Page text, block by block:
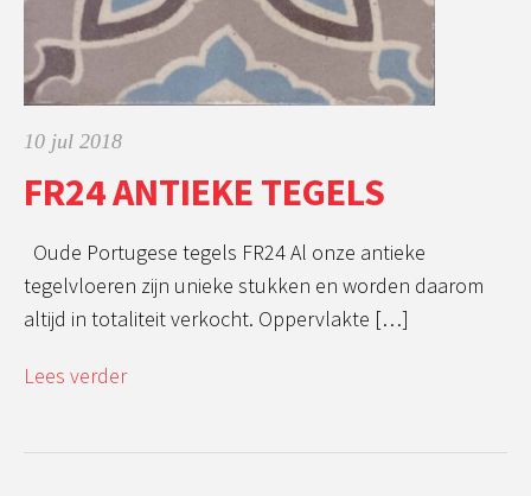
10 jul 2018
FR24 ANTIEKE TEGELS
Oude Portugese tegels FR24 Al onze antieke
tegelvloeren zijn unieke stukken en worden daarom
altijd in totaliteit verkocht. Oppervlakte […]
Lees verder